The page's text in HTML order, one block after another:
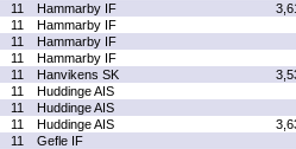
11 Hammarby IF
11
Hammarby IF
11
Hammarby IF
11
Hammarby IF
11 Hanvikens SK
11
Huddinge AIS
11
Huddinge AIS
11 Huddinge AIS
11
Gefle IF